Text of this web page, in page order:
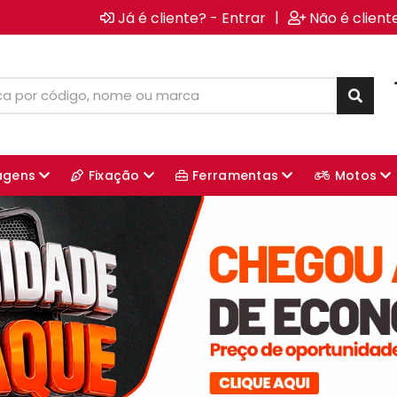
Já é cliente? - Entrar | Não é
Fixação Ferramentas Motos